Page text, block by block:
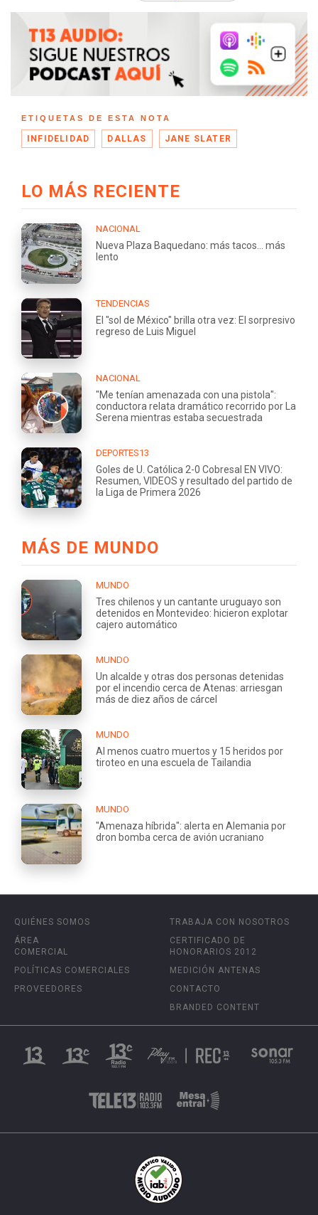
ETIQUETAS DE ESTA NOTA
INFIDELIDAD DALLAS JANE SLATER
LO MÁS RECIENTE
NACIONAL
Nueva Plaza Baquedano: más tacos... más
lento
TENDENCIAS
El "sol de México" brilla otra vez: El sorpresivo
regreso de Luis Miguel
NACIONAL
"Me tenían amenazada con una pistola":
conductora relata dramático recorrido por La
Serena mientras estaba secuestrada
DEPORTES13
Goles de U. Católica 2-0 Cobresal EN VIVO:
Resumen, VIDEOS y resultado del partido de
la Liga de Primera 2026
MÁS DE MUNDO
MUNDO
Tres chilenos y un cantante uruguayo son
detenidos en Montevideo: hicieron explotar
cajero automático
MUNDO
Un alcalde y otras dos personas detenidas
por el incendio cerca de Atenas: arriesgan
más de diez años de cárcel
MUNDO
Al menos cuatro muertos y 15 heridos por
tiroteo en una escuela de Tailandia
MUNDO
"Amenaza híbrida": alerta en Alemania por
dron bomba cerca de avión ucraniano
QUIÉNES SOMOS
ÁREA
COMERCIAL
POLÍTICAS COMERCIALES
PROVEEDORES
TRABAJA CON NOSOTROS
CERTIFICADO DE
HONORARIOS 2012
MEDICIÓN ANTENAS
CONTACTO
BRANDED CONTENT